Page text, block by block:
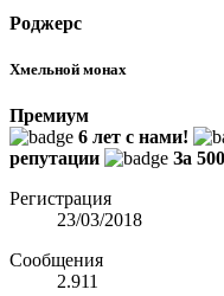
Роджерc
Хмельной монах
Премиум
6 лет с нами!
репутации
За
Регистрация
23/03/2018
Сообщения
2.911